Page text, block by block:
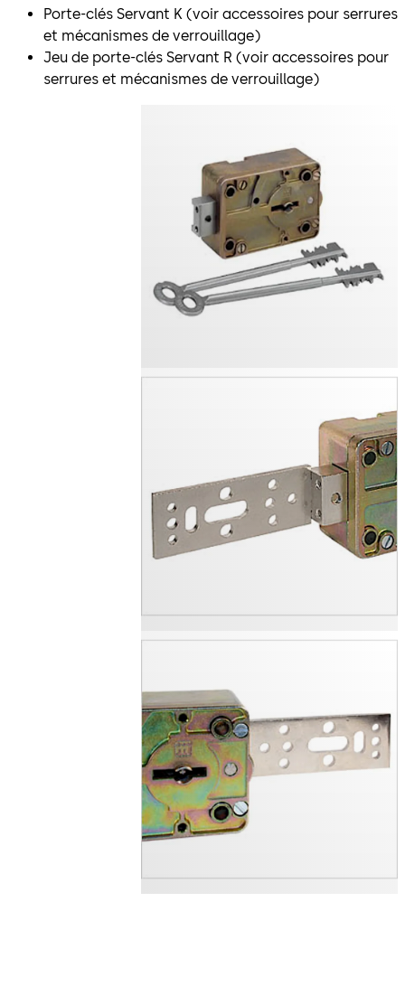
Porte-clés Servant K (voir accessoires pour serrures
et mécanismes de verrouillage)
Jeu de porte-clés Servant R (voir accessoires pour
serrures et mécanismes de verrouillage)